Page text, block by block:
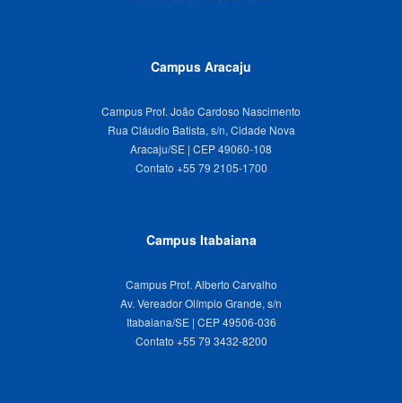
Campus Aracaju
Campus Prof. João Cardoso Nascimento
Rua Cláudio Batista, s/n, Cidade Nova
Aracaju/SE | CEP 49060-108
Campus Itabaiana
Campus Prof. Alberto Carvalho
Av. Vereador Olímpio Grande, s/n
Itabaiana/SE | CEP 49506-036